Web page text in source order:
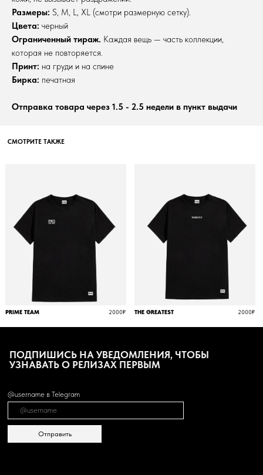
Размеры: S, M, L, XL (смотри размерную сетку).
Цвета: черный
Ограниченный тираж. Каждая вещь — часть коллекции,
которая не повторяется.
Принт: на груди и на спине
Бирка: печатная
Отправка товара через 1.5 - 2.5 недели в пункт выдачи
CМОТРИТЕ ТАКЖЕ
PRIME TEAM 2000₽ THE GREATEST 2000₽
@username в Telegram
Отправить
ПОДПИШИСЬ НА УВЕДОМЛЕНИЯ, ЧТОБЫ
УЗНАВАТЬ О РЕЛИЗАХ ПЕРВЫМ